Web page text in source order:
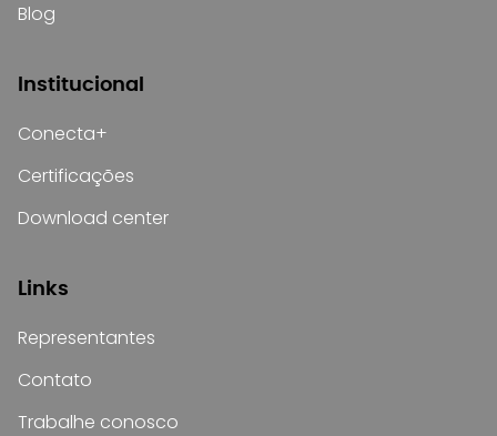
Blog
Institucional
Conecta+
Certificações
Download center
Links
Representantes
Contato
Trabalhe conosco